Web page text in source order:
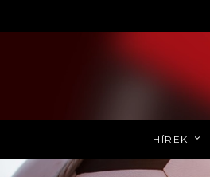
HÍREK